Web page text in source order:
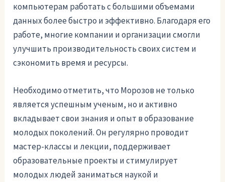
компьютерам работать с большими объемами
данных более быстро и эффективно. Благодаря его
работе, многие компании и организации смогли
улучшить производительность своих систем и
сэкономить время и ресурсы.
Необходимо отметить, что Морозов не только
является успешным ученым, но и активно
вкладывает свои знания и опыт в образование
молодых поколений. Он регулярно проводит
мастер-классы и лекции, поддерживает
образовательные проекты и стимулирует
молодых людей заниматься наукой и